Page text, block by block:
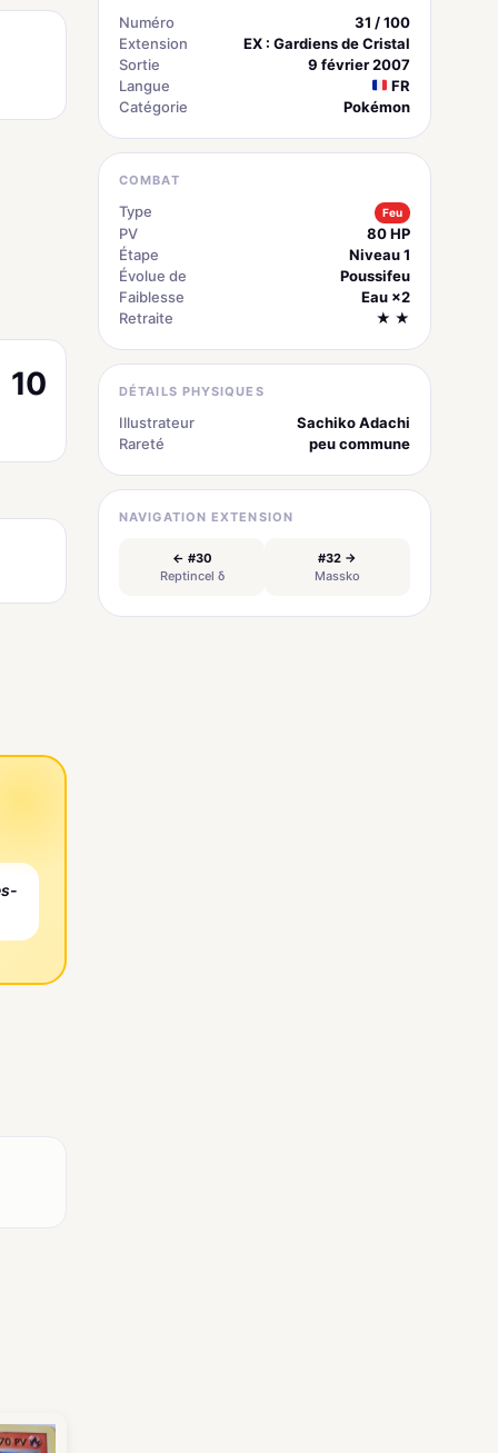
10
Numéro
31 / 100
Extension
EX : Gardiens de Cristal
Sortie
9 février 2007
Langue
FR
Catégorie
Pokémon
COMBAT
Type Feu
PV
80 HP
Étape
Niveau 1
Évolue de
Poussifeu
Faiblesse
Eau ×2
Retraite
★ ★
DÉTAILS PHYSIQUES
Illustrateur
Sachiko Adachi
Rareté
peu commune
NAVIGATION EXTENSION
← #30
Reptincel δ
#32 →
Massko